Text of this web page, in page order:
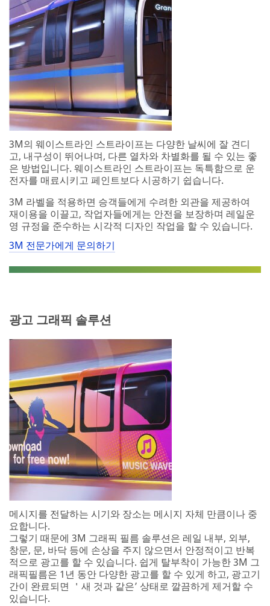
3M의 웨이스트라인 스트라이프는 다양한 날씨에 잘 견디
고, 내구성이 뛰어나며, 다른 열차와 차별화를 될 수 있는 좋
은 방법입니다. 웨이스트라인 스트라이프는 독특함으로 운
전자를 매료시키고 페인트보다 시공하기 쉽습니다.
3M 라벨을 적용하면 승객들에게 수려한 외관을 제공하여
재이용을 이끌고, 작업자들에게는 안전을 보장하며 레일운
영 규정을 준수하는 시각적 디자인 작업을 할 수 있습니다.
3M 전문가에게 문의하기
광고 그래픽 솔루션
메시지를 전달하는 시기와 장소는 메시지 자체 만큼이나 중
요합니다.
그렇기 때문에 3M 그래픽 필름 솔루션은 레일 내부, 외부,
창문, 문, 바닥 등에 손상을 주지 않으면서 안정적이고 반복
적으로 광고를 할 수 있습니다. 쉽게 탈부착이 가능한 3M 그
래픽필름은 1년 동안 다양한 광고를 할 수 있게 하고, 광고기
간이 완료되면 ＇새 것과 같은’ 상태로 깔끔하게 제거할 수
있습니다.